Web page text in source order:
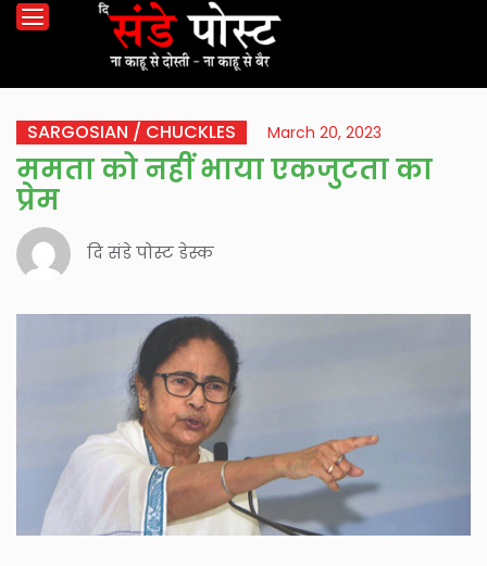
SARGOSIAN / CHUCKLES March 20, 2023
ममता को नहीं भाया एकजुटता का
प्रेम
दि संडे पोस्ट डेस्क